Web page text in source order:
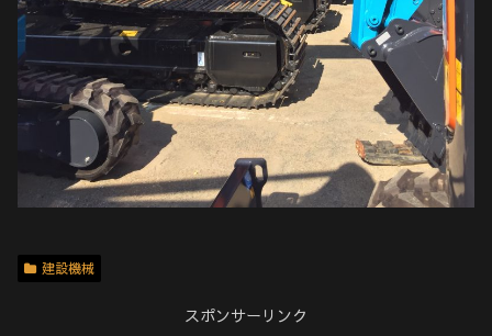
建設機械
スポンサーリンク